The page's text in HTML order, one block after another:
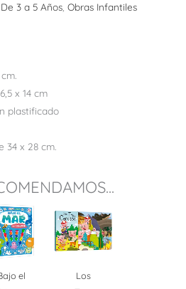
De 3 a 5 Años, Obras Infantiles
x 14 cm
plastificado
34 x 28 cm.
el
Los